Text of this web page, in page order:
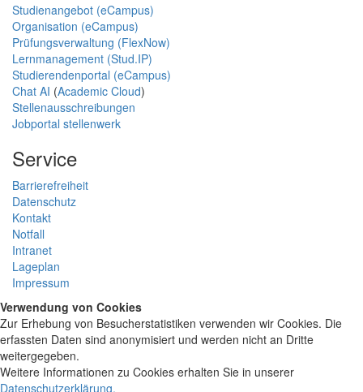
Studienangebot (eCampus)
Organisation (eCampus)
Prüfungsverwaltung (FlexNow)
Lernmanagement (Stud.IP)
Studierendenportal (eCampus)
Chat AI (Academic Cloud)
Stellenausschreibungen
Jobportal stellenwerk
Service
Barrierefreiheit
Datenschutz
Kontakt
Notfall
Intranet
Lageplan
Impressum
Verwendung von Cookies
Zur Erhebung von Besucherstatistiken verwenden wir Cookies. Die
erfassten Daten sind anonymisiert und werden nicht an Dritte
weitergegeben.
Weitere Informationen zu Cookies erhalten Sie in unserer
Datenschutzerklärung.